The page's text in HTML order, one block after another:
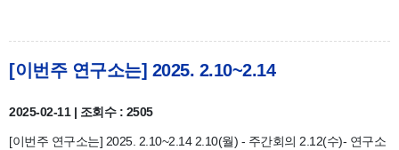
[이번주 연구소는] 2025. 2.10~2.14
2025-02-11 | 조회수 : 2505
[이번주 연구소는] 2025. 2.10~2.14 2.10(월) - 주간회의 2.12(수)- 연구